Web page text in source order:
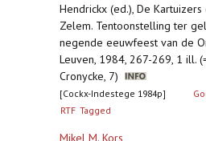
Hendrickx (ed.), De
Zelem. Tentoonstelling ter
negende eeuwfeest van de
Leuven, 1984, 267-269, 1 ill.
Cronycke, 7)
[Cockx-Indestege 1984p]
RTF Tagged
Mikel M. Kors